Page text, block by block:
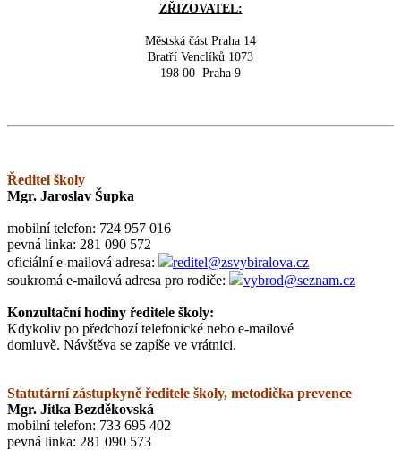
ZŘIZOVATEL:
Městská část Praha 14
Bratří Venclíků 1073
198 00 Praha 9
Ředitel školy
Mgr. Jaroslav Šupka
mobilní telefon: 724 957 016
pevná linka: 281 090 572
oficiální e-mailová adresa:
reditel@zsvybiralova.cz
soukromá e-mailová adresa pro rodiče:
vybrod@seznam.cz
Konzultační hodiny ředitele školy:
Kdykoliv po předchozí telefonické nebo e-mailové
domluvě. Návštěva se zapíše ve vrátnici.
Statutární zástupkyně ředitele školy, metodička prevence
Mgr. Jitka Bezděkovská
mobilní telefon: 733 695 402
pevná linka: 281 090 573